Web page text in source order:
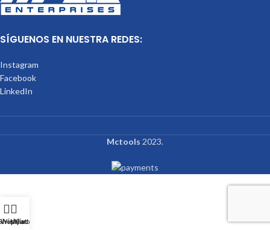
SÍGUENOS EN NUESTRA REDES:
Instagram
Facebook
LinkedIn
Mctools 2023.
Wishlist
Cart
My account